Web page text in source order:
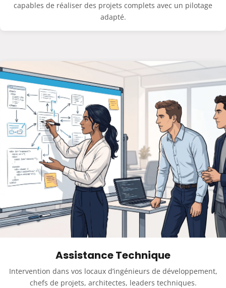
capables de réaliser des projets complets avec un pilotage
adapté.
Assistance Technique
Intervention dans vos locaux d’ingénieurs de développement,
chefs de projets, architectes, leaders techniques.